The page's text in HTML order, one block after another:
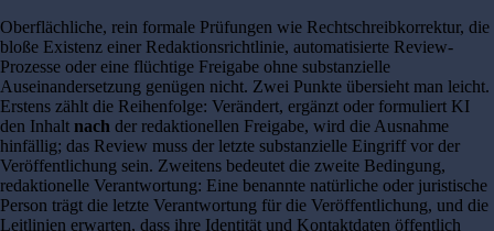
Oberflächliche, rein formale Prüfungen wie Rechtschreibkorrektur, die
bloße Existenz einer Redaktionsrichtlinie, automatisierte Review-
Prozesse oder eine flüchtige Freigabe ohne substanzielle
Auseinandersetzung genügen nicht. Zwei Punkte übersieht man leicht.
Erstens zählt die Reihenfolge: Verändert, ergänzt oder formuliert KI
den Inhalt nach der redaktionellen Freigabe, wird die Ausnahme
hinfällig; das Review muss der letzte substanzielle Eingriff vor der
Veröffentlichung sein. Zweitens bedeutet die zweite Bedingung,
redaktionelle Verantwortung: Eine benannte natürliche oder juristische
Person trägt die letzte Verantwortung für die Veröffentlichung, und die
Leitlinien erwarten, dass ihre Identität und Kontaktdaten öffentlich